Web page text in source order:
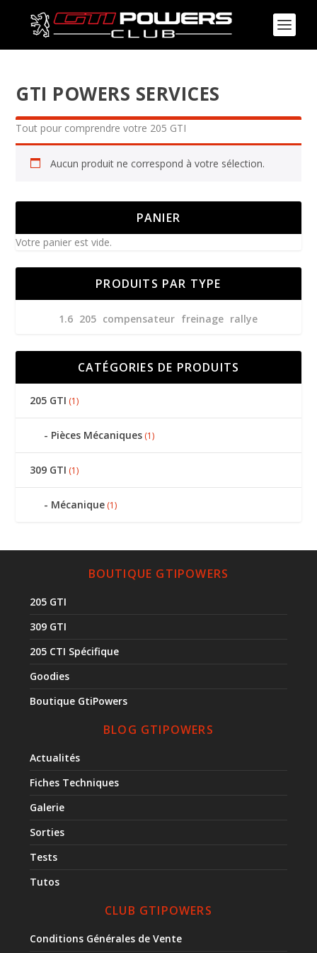
GTI POWERS SERVICES
Tout pour comprendre votre 205 GTI
Aucun produit ne correspond à votre sélection.
PANIER
Votre panier est vide.
PRODUITS PAR TYPE
1.6 205 compensateur freinage rallye
CATÉGORIES DE PRODUITS
205 GTI (1)
Pièces Mécaniques (1)
309 GTI (1)
Mécanique (1)
BOUTIQUE GTIPOWERS
205 GTI
309 GTI
205 CTI Spécifique
Goodies
Boutique GtiPowers
BLOG GTIPOWERS
Actualités
Fiches Techniques
Galerie
Sorties
Tests
Tutos
CLUB GTIPOWERS
Conditions Générales de Vente